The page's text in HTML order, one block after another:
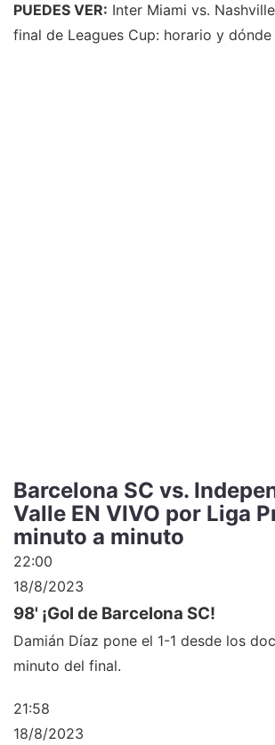
PUEDES VER: Inter Miami vs.
final de Leagues Cup: horario y
Barcelona SC vs.
Valle EN VIVO por Liga
minuto a minuto
22:00
18/8/2023
98' ¡Gol de Barcelona SC!
Damián Díaz pone el 1-1 desde los
minuto del final.
21:58
18/8/2023